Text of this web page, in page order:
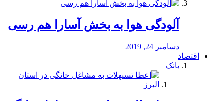
آلودگی هوا به بخش آسارا هم رسی
دسامبر 24, 2019
اقتصاد
بانک